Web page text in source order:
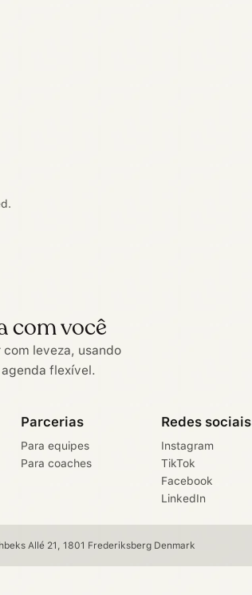
com você
com leveza, usando
flexível.
Parcerias
Para equipes
Para coaches
Redes sociais
Instagram
TikTok
Facebook
LinkedIn
Allé 21, 1801 Frederiksberg Denmark